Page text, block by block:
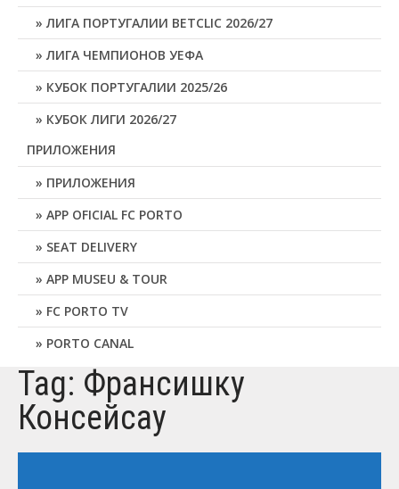
ЛИГА ПОРТУГАЛИИ BETCLIC 2026/27
ЛИГА ЧЕМПИОНОВ УЕФА
КУБОК ПОРТУГАЛИИ 2025/26
КУБОК ЛИГИ 2026/27
ПРИЛОЖЕНИЯ
ПРИЛОЖЕНИЯ
APP OFICIAL FC PORTO
SEAT DELIVERY
APP MUSEU & TOUR
FC PORTO TV
PORTO CANAL
Tag: Франсишку
Консейсау